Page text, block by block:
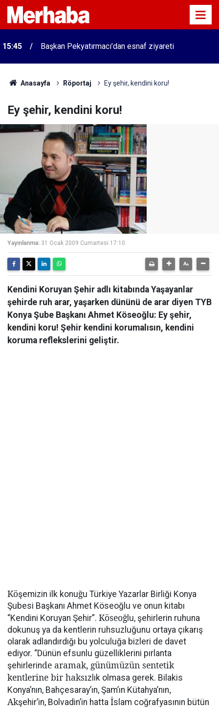
15:45 Başkan Pekyatırmacı’dan esnaf ziyareti
Anasayfa Röportaj Ey şehir, kendini koru!
Ey şehir, kendini koru!
Yayınlanma: 31 Ocak 2009 Cumartesi 17:10
Kendini Koruyan Şehir adlı kitabında Yaşayanlar
şehirde ruh arar, yaşarken dününü de arar diyen TYB
Konya Şube Başkanı Ahmet Köseoğlu: Ey şehir,
kendini koru! Şehir kendini korumalısın, kendini
koruma reflekslerini geliştir.
Köşemizin ilk konuğu Türkiye Yazarlar Birliği Konya
Şubesi Başkanı Ahmet Köseoğlu ve onun kitabı
“Kendini Koruyan Şehir”. Köseoğlu, şehirlerin ruhuna
dokunuş ya da kentlerin ruhsuzluğunu ortaya çıkarış
olarak adlandırdığı bu yolculuğa bizleri de davet
ediyor. “Dünün efsunlu güzelliklerini pırlanta
şehirlerinde aramak, günümüzün sentetik
kentlerine bir haksızlık olmasa gerek. Bilakis
Konya’nın, Bahçesaray’ın, Şam’ın Kütahya’nın,
Akşehir’in, Bolvadin’in hatta İslam coğrafyasının bütün